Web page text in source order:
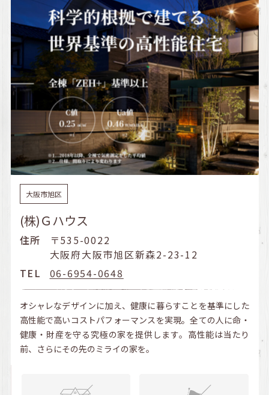
大阪市旭区
(株)Ｇハウス
住所
〒535-0022
大阪府大阪市旭区新森2-23-12
TEL
06-6954-0648
オシャレなデザインに加え、健康に暮らすことを基準にした
高性能で高いコストパフォーマンスを実現。全ての人に命・
健康・財産を守る究極の家を提供します。高性能は当たり
前、さらにその先のミライの家を。